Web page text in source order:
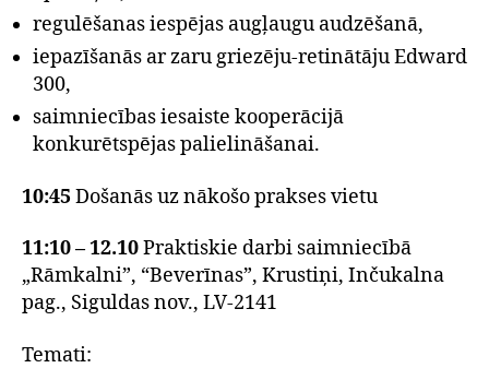
regulēšanas iespējas augļaugu audzēšanā,
iepazīšanās ar zaru griezēju-retinātāju Edward
300,
saimniecības iesaiste kooperācijā
konkurētspējas palielināšanai.
10:45 Došanās uz nākošo prakses vietu
11:10 – 12.10Praktiskie darbi saimniecībā
„Rāmkalni”, “Beverīnas”, Krustiņi, Inčukalna
pag., Siguldas nov., LV-2141
Temati: